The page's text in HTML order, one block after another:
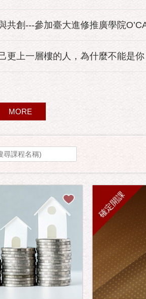
共創---參加臺大進修推廣學院
更上一層樓的人，為什麼不能是
MORE
確定開課